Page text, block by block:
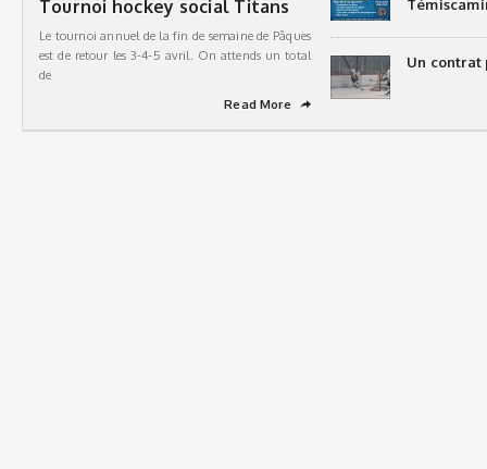
Tournoi hockey social Titans
Le tournoi annuel de la fin de semaine de Pâques
est de retour les 3-4-5 avril. On attends un total
de
Read More
➦
Un contrat